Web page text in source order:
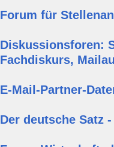
Forum für
Diskussionsforen:
Fachdiskurs,
E-Mail-Partner-
Der deutsche Satz